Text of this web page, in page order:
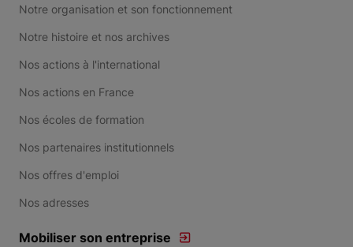
Notre organisation et son fonctionnement
Notre histoire et nos archives
Nos actions à l'international
Nos actions en France
Nos écoles de formation
Nos partenaires institutionnels
Nos offres d'emploi
Nos adresses
Mobiliser son entreprise